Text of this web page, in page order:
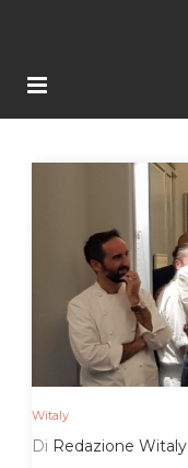
Witaly
Di Redazione Witaly